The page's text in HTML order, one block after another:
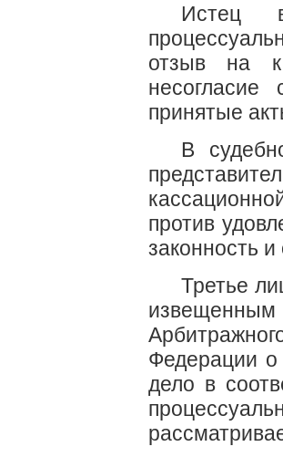
Истец
отзыв на
принятые
В
против
законность
Третье
Федерации о
дело в